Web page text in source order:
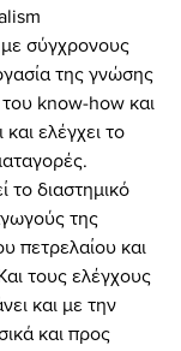
με σύγχρονους
της γνώσης
του know-how και
ελέγχει το
το διαστημικό
της
πετρελαίου και
τους ελέγχους
και με την
και προς